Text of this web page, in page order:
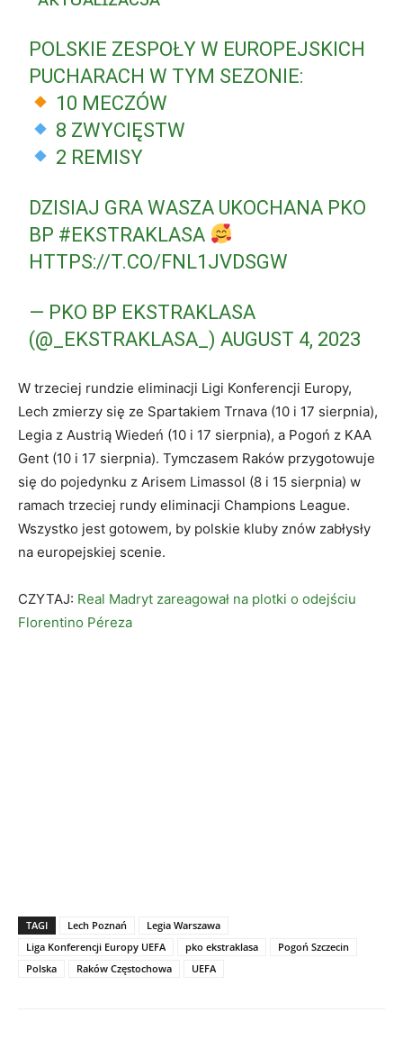
POLSKIE ZESPOŁY W EUROPEJSKICH
PUCHARACH W TYM SEZONIE:
10 MECZÓW
8 ZWYCIĘSTW
2 REMISY
DZISIAJ GRA WASZA UKOCHANA PKO
BP #EKSTRAKLASA
HTTPS://T.CO/FNL1JVDSGW
— PKO BP EKSTRAKLASA
(@_EKSTRAKLASA_)AUGUST 4, 2023
W trzeciej rundzie eliminacji Ligi Konferencji Europy,
Lech zmierzy się ze Spartakiem Trnava (10 i 17 sierpnia),
Legia z Austrią Wiedeń (10 i 17 sierpnia), a Pogoń z KAA
Gent (10 i 17 sierpnia). Tymczasem Raków przygotowuje
się do pojedynku z Arisem Limassol (8 i 15 sierpnia) w
ramach trzeciej rundy eliminacji Champions League.
Wszystko jest gotowem, by polskie kluby znów zabłysły
na europejskiej scenie.
CZYTAJ: Real Madryt zareagował na plotki o odejściu
Florentino Péreza
TAGI Lech Poznań
Legia Warszawa
Liga Konferencji Europy UEFA
pko ekstraklasa
Pogoń Szczecin
Polska
Raków Częstochowa UEFA